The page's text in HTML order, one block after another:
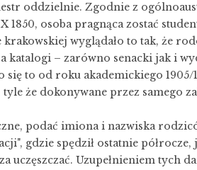
oddzielnie. Zgodnie z
osoba pragnąca zostać
wyglądało to tak, że
katalogi – zarówno senacki jak i
to od roku akademickiego
że dokonywane przez samego
podać imiona i nazwiska
gdzie spędził ostatnie
uczęszczać. Uzupełnieniem tych